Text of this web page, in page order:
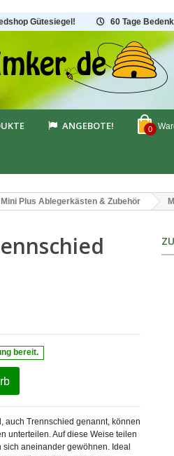
Gütesiegel!
60 Tage
0
ANGEBOTE!
Mini Plus Ablegerkästen & Zubehör
bereit.
auch Trennschied genannt, können
unterteilen. Auf diese Weise teilen
aneinander gewöhnen. Ideal